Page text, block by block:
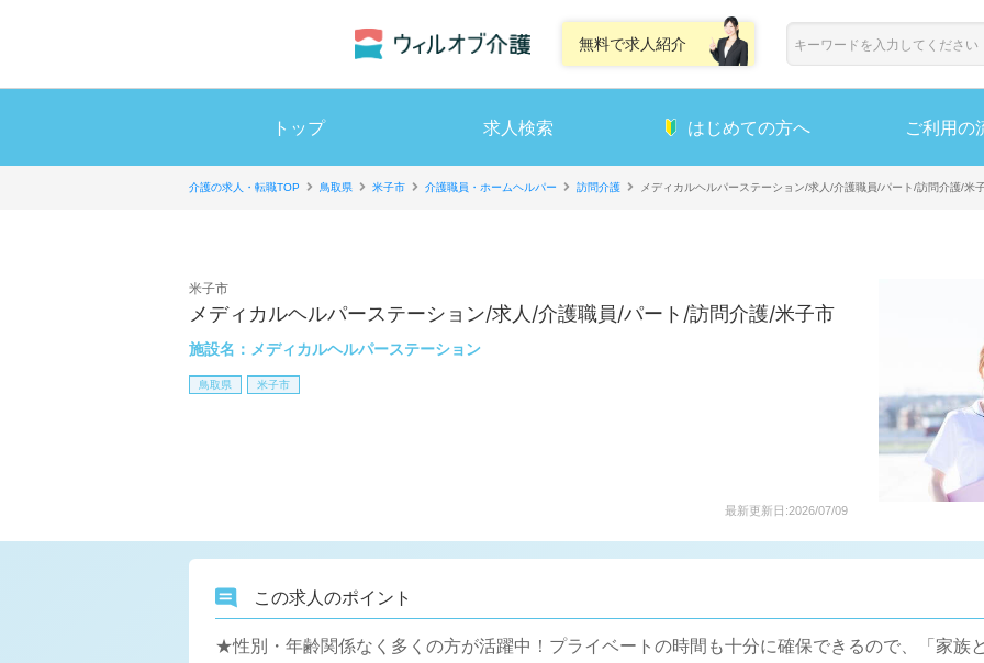
無料で求人紹介
トップ 求人検索 はじめての方へ ご利用の
介護の求人・転職TOP 鳥取県 米子市 介護職員・ホームヘルパー 訪問介護 メディカルヘルパーステーション/求人/介護職員/パート/訪問介護/米
メディカルヘルパーステーション/求人/介護職員/パート/訪問介護/米子市
施設名： メディカルヘルパーステーション
米子市
鳥取県 米子市
最新更新日:2026/07/09
この求人のポイント
★性別・年齢関係なく多くの方が活躍中！プライベートの時間も十分に確保できるので、「家族